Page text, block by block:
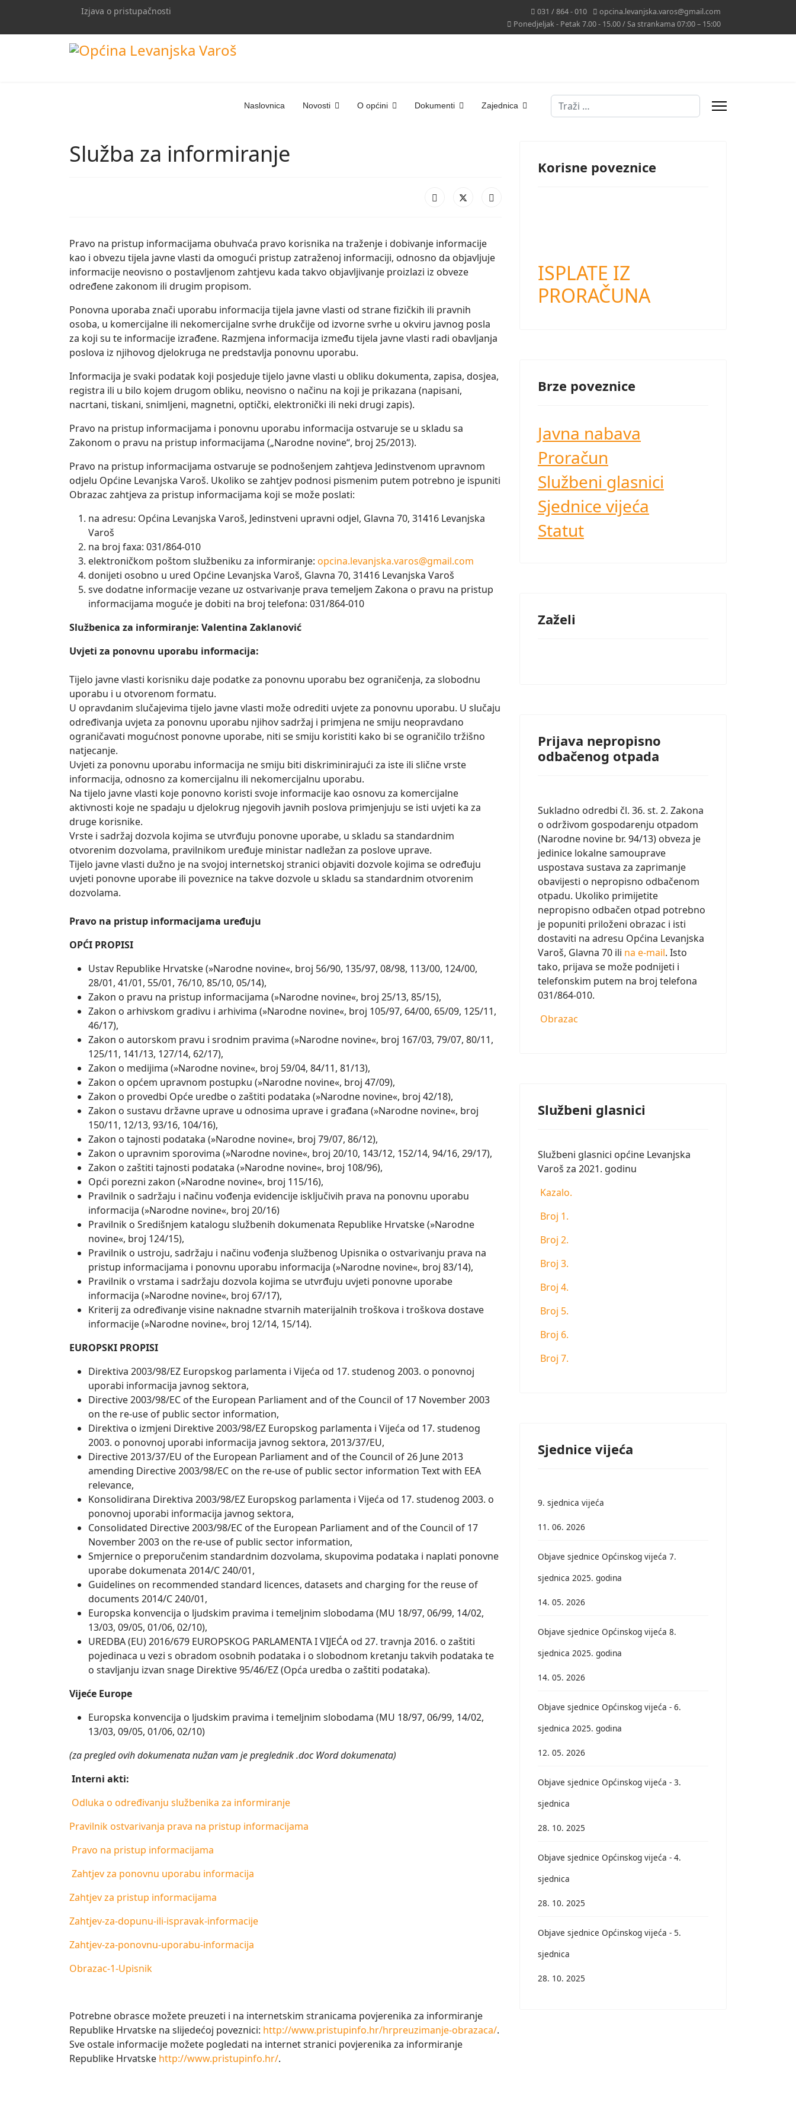
Izjava o pristupačnosti 031 / 864 - 010
opcina.levanjska.varos@gmail.com
Ponedjeljak - Petak 7.00 - 15.00 / Sa strankama 07:00 – 15:00
Naslovnica Novosti O općini Dokumenti Zajednica Traži
Služba za informiranje
Pravo na pristup informacijama obuhvaća pravo korisnika na traženje i dobivanje informacije
kao i obvezu tijela javne vlasti da omogući pristup zatraženoj informaciji, odnosno da objavljuje
informacije neovisno o postavljenom zahtjevu kada takvo objavljivanje proizlazi iz obveze
određene zakonom ili drugim propisom.
Ponovna uporaba znači uporabu informacija tijela javne vlasti od strane fizičkih ili pravnih
osoba, u komercijalne ili nekomercijalne svrhe drukčije od izvorne svrhe u okviru javnog posla
za koji su te informacije izrađene. Razmjena informacija između tijela javne vlasti radi obavljanja
poslova iz njihovog djelokruga ne predstavlja ponovnu uporabu.
Informacija je svaki podatak koji posjeduje tijelo javne vlasti u obliku dokumenta, zapisa, dosjea,
registra ili u bilo kojem drugom obliku, neovisno o načinu na koji je prikazana (napisani,
nacrtani, tiskani, snimljeni, magnetni, optički, elektronički ili neki drugi zapis).
Pravo na pristup informacijama i ponovnu uporabu informacija ostvaruje se u skladu sa
Zakonom o pravu na pristup informacijama („Narodne novine“, broj 25/2013).
Pravo na pristup informacijama ostvaruje se podnošenjem zahtjeva Jedinstvenom upravnom
odjelu Općine Levanjska Varoš. Ukoliko se zahtjev podnosi pismenim putem potrebno je ispuniti
Obrazac zahtjeva za pristup informacijama koji se može poslati:
na adresu: Općina Levanjska Varoš, Jedinstveni upravni odjel, Glavna 70, 31416 Levanjska
Varoš
na broj faxa: 031/864-010
elektroničkom poštom službeniku za informiranje: opcina.levanjska.varos@gmail.com
donijeti osobno u ured Općine Levanjska Varoš, Glavna 70, 31416 Levanjska Varoš
sve dodatne informacije vezane uz ostvarivanje prava temeljem Zakona o pravu na pristup
informacijama moguće je dobiti na broj telefona: 031/864-010
Službenica za informiranje: Valentina Zaklanović
Uvjeti za ponovnu uporabu informacija:
Tijelo javne vlasti korisniku daje podatke za ponovnu uporabu bez ograničenja, za slobodnu
uporabu i u otvorenom formatu.
U opravdanim slučajevima tijelo javne vlasti može odrediti uvjete za ponovnu uporabu. U slučaju
određivanja uvjeta za ponovnu uporabu njihov sadržaj i primjena ne smiju neopravdano
ograničavati mogućnost ponovne uporabe, niti se smiju koristiti kako bi se ograničilo tržišno
natjecanje.
Uvjeti za ponovnu uporabu informacija ne smiju biti diskriminirajući za iste ili slične vrste
informacija, odnosno za komercijalnu ili nekomercijalnu uporabu.
Na tijelo javne vlasti koje ponovno koristi svoje informacije kao osnovu za komercijalne
aktivnosti koje ne spadaju u djelokrug njegovih javnih poslova primjenjuju se isti uvjeti ka za
druge korisnike.
Vrste i sadržaj dozvola kojima se utvrđuju ponovne uporabe, u skladu sa standardnim
otvorenim dozvolama, pravilnikom uređuje ministar nadležan za poslove uprave.
Tijelo javne vlasti dužno je na svojoj internetskoj stranici objaviti dozvole kojima se određuju
uvjeti ponovne uporabe ili poveznice na takve dozvole u skladu sa standardnim otvorenim
dozvolama.
Pravo na pristup informacijama uređuju
OPĆI PROPISI
Ustav Republike Hrvatske (»Narodne novine«, broj 56/90, 135/97, 08/98, 113/00, 124/00,
28/01, 41/01, 55/01, 76/10, 85/10, 05/14),
Zakon o pravu na pristup informacijama (»Narodne novine«, broj 25/13, 85/15),
Zakon o arhivskom gradivu i arhivima (»Narodne novine«, broj 105/97, 64/00, 65/09, 125/11,
46/17),
Zakon o autorskom pravu i srodnim pravima (»Narodne novine«, broj 167/03, 79/07, 80/11,
125/11, 141/13, 127/14, 62/17),
Zakon o medijima (»Narodne novine«, broj 59/04, 84/11, 81/13),
Zakon o općem upravnom postupku (»Narodne novine«, broj 47/09),
Zakon o provedbi Opće uredbe o zaštiti podataka (»Narodne novine«, broj 42/18),
Zakon o sustavu državne uprave u odnosima uprave i građana (»Narodne novine«, broj
150/11, 12/13, 93/16, 104/16),
Zakon o tajnosti podataka (»Narodne novine«, broj 79/07, 86/12),
Zakon o upravnim sporovima (»Narodne novine«, broj 20/10, 143/12, 152/14, 94/16, 29/17),
Zakon o zaštiti tajnosti podataka (»Narodne novine«, broj 108/96),
Opći porezni zakon (»Narodne novine«, broj 115/16),
Pravilnik o sadržaju i načinu vođenja evidencije isključivih prava na ponovnu uporabu
informacija (»Narodne novine«, broj 20/16)
Pravilnik o Središnjem katalogu službenih dokumenata Republike Hrvatske (»Narodne
novine«, broj 124/15),
Pravilnik o ustroju, sadržaju i načinu vođenja službenog Upisnika o ostvarivanju prava na
pristup informacijama i ponovnu uporabu informacija (»Narodne novine«, broj 83/14),
Pravilnik o vrstama i sadržaju dozvola kojima se utvrđuju uvjeti ponovne uporabe
informacija (»Narodne novine«, broj 67/17),
Kriterij za određivanje visine naknadne stvarnih materijalnih troškova i troškova dostave
informacije (»Narodne novine«, broj 12/14, 15/14).
EUROPSKI PROPISI
Direktiva 2003/98/EZ Europskog parlamenta i Vijeća od 17. studenog 2003. o ponovnoj
uporabi informacija javnog sektora,
Directive 2003/98/EC of the European Parliament and of the Council of 17 November 2003
on the re-use of public sector information,
Direktiva o izmjeni Direktive 2003/98/EZ Europskog parlamenta i Vijeća od 17. studenog
2003. o ponovnoj uporabi informacija javnog sektora, 2013/37/EU,
Directive 2013/37/EU of the European Parliament and of the Council of 26 June 2013
amending Directive 2003/98/EC on the re-use of public sector information Text with EEA
relevance,
Konsolidirana Direktiva 2003/98/EZ Europskog parlamenta i Vijeća od 17. studenog 2003. o
ponovnoj uporabi informacija javnog sektora,
Consolidated Directive 2003/98/EC of the European Parliament and of the Council of 17
November 2003 on the re-use of public sector information,
Smjernice o preporučenim standardnim dozvolama, skupovima podataka i naplati ponovne
uporabe dokumenata 2014/C 240/01,
Guidelines on recommended standard licences, datasets and charging for the reuse of
documents 2014/C 240/01,
Europska konvencija o ljudskim pravima i temeljnim slobodama (MU 18/97, 06/99, 14/02,
13/03, 09/05, 01/06, 02/10),
UREDBA (EU) 2016/679 EUROPSKOG PARLAMENTA I VIJEĆA od 27. travnja 2016. o zaštiti
pojedinaca u vezi s obradom osobnih podataka i o slobodnom kretanju takvih podataka te
o stavljanju izvan snage Direktive 95/46/EZ (Opća uredba o zaštiti podataka).
Vijeće Europe
Europska konvencija o ljudskim pravima i temeljnim slobodama (MU 18/97, 06/99, 14/02,
13/03, 09/05, 01/06, 02/10)
(za pregled ovih dokumenata nužan vam je preglednik .doc Word dokumenata)
Interni akti:
Odluka o određivanju službenika za informiranje
Pravilnik ostvarivanja prava na pristup informacijama
Pravo na pristup informacijama
Zahtjev za ponovnu uporabu informacija
Zahtjev za pristup informacijama
Zahtjev-za-dopunu-ili-ispravak-informacije
Zahtjev-za-ponovnu-uporabu-informacija
Obrazac-1-Upisnik
Potrebne obrasce možete preuzeti i na internetskim stranicama povjerenika za informiranje
Republike Hrvatske na slijedećoj poveznici: http://www.pristupinfo.hr/hrpreuzimanje-obrazaca/.
Sve ostale informacije možete pogledati na internet stranici povjerenika za informiranje
Republike Hrvatske http://www.pristupinfo.hr/.
Korisne poveznice
ISPLATE IZ
PRORAČUNA
Brze poveznice
Javna nabava
Proračun
Službeni glasnici
Sjednice vijeća
Statut
Zaželi
Prijava nepropisno
odbačenog otpada
Sukladno odredbi čl. 36. st. 2. Zakona
o održivom gospodarenju otpadom
(Narodne novine br. 94/13) obveza je
jedinice lokalne samouprave
uspostava sustava za zaprimanje
obavijesti o nepropisno odbačenom
otpadu. Ukoliko primijetite
nepropisno odbačen otpad potrebno
je popuniti priloženi obrazac i isti
dostaviti na adresu Općina Levanjska
Varoš, Glavna 70 ili na e-mail. Isto
tako, prijava se može podnijeti i
telefonskim putem na broj telefona
031/864-010.
Obrazac
Službeni glasnici
Službeni glasnici općine Levanjska
Varoš za 2021. godinu
Kazalo.
Broj 1.
Broj 2.
Broj 3.
Broj 4.
Broj 5.
Broj 6.
Broj 7.
Sjednice vijeća
9. sjednica vijeća
11. 06. 2026
Objave sjednice Općinskog vijeća 7.
sjednica 2025. godina
14. 05. 2026
Objave sjednice Općinskog vijeća 8.
sjednica 2025. godina
14. 05. 2026
Objave sjednice Općinskog vijeća - 6.
sjednica 2025. godina
12. 05. 2026
Objave sjednice Općinskog vijeća - 3.
sjednica
28. 10. 2025
Objave sjednice Općinskog vijeća - 4.
sjednica
28. 10. 2025
Objave sjednice Općinskog vijeća - 5.
sjednica
28. 10. 2025